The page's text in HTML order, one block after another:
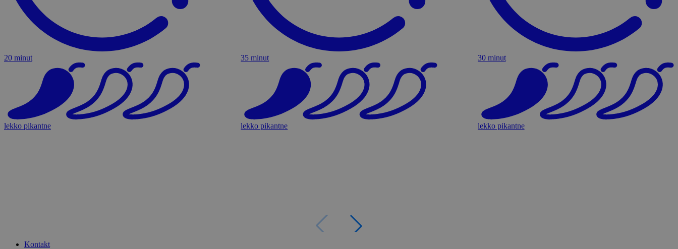
20 minut
lekko pikantne
35 minut
lekko pikantne
30 minut
lekko pikantne
Kontakt